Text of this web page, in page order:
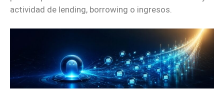
actividad de lending, borrowing o ingresos.